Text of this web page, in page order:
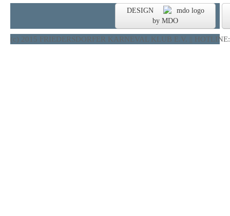
DESIGN
by MDO
(c) 2015 FRIEDERSDORFER KARNEVAL KLUB E.V. ||